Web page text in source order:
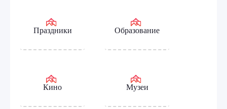
Праздники Образование
Кино Музеи